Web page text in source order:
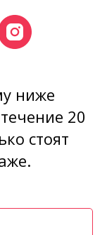
ниже
20
стоят